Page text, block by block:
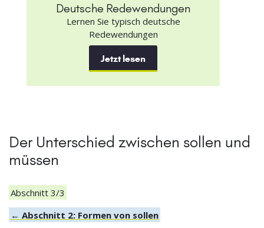
Deutsche Redewendungen
Lernen Sie typisch deutsche
Redewendungen
Jetzt lesen
Der Unterschied zwischen sollen und
müssen
Abschnitt 3/3
← Abschnitt 2: Formen von sollen